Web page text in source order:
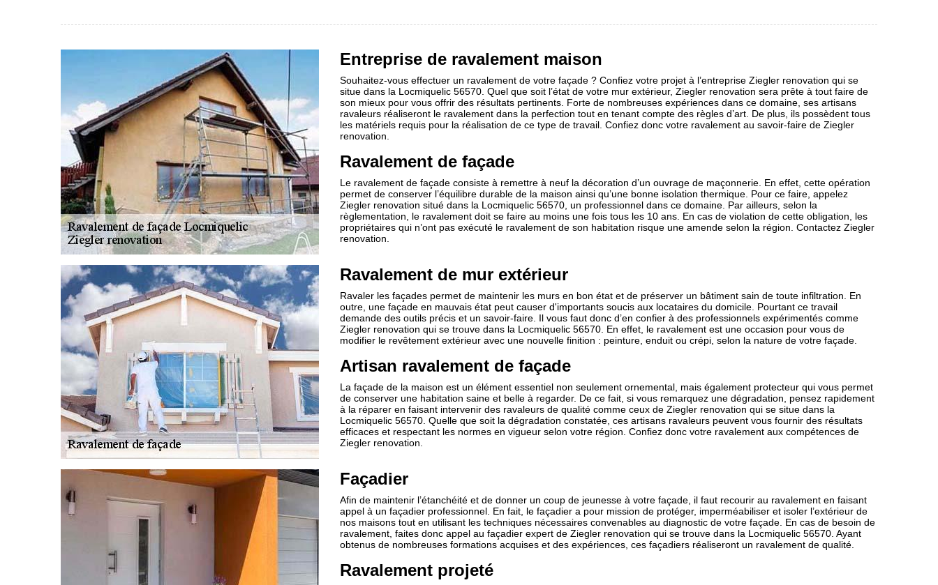
Entreprise de ravalement maison
Souhaitez-vous effectuer un ravalement de votre façade ? Confiez votre projet à l’entreprise Ziegler renovation qui se
situe dans la Locmiquelic 56570. Quel que soit l’état de votre mur extérieur, Ziegler renovation sera prête à tout faire de
son mieux pour vous offrir des résultats pertinents. Forte de nombreuses expériences dans ce domaine, ses artisans
ravaleurs réaliseront le ravalement dans la perfection tout en tenant compte des règles d’art. De plus, ils possèdent tous
les matériels requis pour la réalisation de ce type de travail. Confiez donc votre ravalement au savoir-faire de Ziegler
renovation.
Ravalement de façade
Le ravalement de façade consiste à remettre à neuf la décoration d’un ouvrage de maçonnerie. En effet, cette opération
permet de conserver l’équilibre durable de la maison ainsi qu’une bonne isolation thermique. Pour ce faire, appelez
Ziegler renovation situé dans la Locmiquelic 56570, un professionnel dans ce domaine. Par ailleurs, selon la
règlementation, le ravalement doit se faire au moins une fois tous les 10 ans. En cas de violation de cette obligation, les
propriétaires qui n’ont pas exécuté le ravalement de son habitation risque une amende selon la région. Contactez Ziegler
renovation.
Ravalement de mur extérieur
Ravaler les façades permet de maintenir les murs en bon état et de préserver un bâtiment sain de toute infiltration. En
outre, une façade en mauvais état peut causer d'importants soucis aux locataires du domicile. Pourtant ce travail
demande des outils précis et un savoir-faire. Il vous faut donc d’en confier à des professionnels expérimentés comme
Ziegler renovation qui se trouve dans la Locmiquelic 56570. En effet, le ravalement est une occasion pour vous de
modifier le revêtement extérieur avec une nouvelle finition : peinture, enduit ou crépi, selon la nature de votre façade.
Artisan ravalement de façade
La façade de la maison est un élément essentiel non seulement ornemental, mais également protecteur qui vous permet
de conserver une habitation saine et belle à regarder. De ce fait, si vous remarquez une dégradation, pensez rapidement
à la réparer en faisant intervenir des ravaleurs de qualité comme ceux de Ziegler renovation qui se situe dans la
Locmiquelic 56570. Quelle que soit la dégradation constatée, ces artisans ravaleurs peuvent vous fournir des résultats
efficaces et respectant les normes en vigueur selon votre région. Confiez donc votre ravalement aux compétences de
Ziegler renovation.
Façadier
Afin de maintenir l’étanchéité et de donner un coup de jeunesse à votre façade, il faut recourir au ravalement en faisant
appel à un façadier professionnel. En fait, le façadier a pour mission de protéger, imperméabiliser et isoler l’extérieur de
nos maisons tout en utilisant les techniques nécessaires convenables au diagnostic de votre façade. En cas de besoin de
ravalement, faites donc appel au façadier expert de Ziegler renovation qui se trouve dans la Locmiquelic 56570. Ayant
obtenus de nombreuses formations acquises et des expériences, ces façadiers réaliseront un ravalement de qualité.
Ravalement projeté